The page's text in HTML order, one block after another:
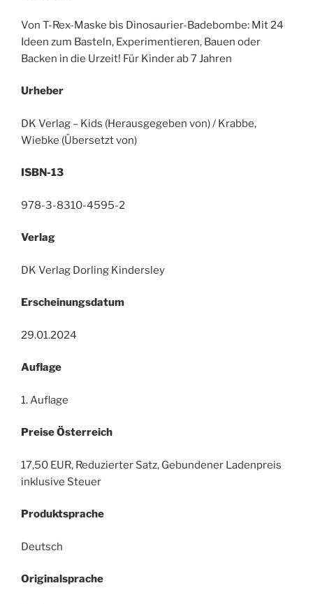
Von T-Rex-Maske bis Dinosaurier-Badebombe: Mit 24
Ideen zum Basteln, Experimentieren, Bauen oder
Backen in die Urzeit! Für Kinder ab 7 Jahren
Urheber
DK Verlag – Kids (Herausgegeben von) / Krabbe,
Wiebke (Übersetzt von)
ISBN-13
978-3-8310-4595-2
Verlag
DK Verlag Dorling Kindersley
Erscheinungsdatum
29.01.2024
Auflage
1. Auflage
Preise Österreich
17,50 EUR, Reduzierter Satz, Gebundener Ladenpreis
inklusive Steuer
Produktsprache
Deutsch
Originalsprache